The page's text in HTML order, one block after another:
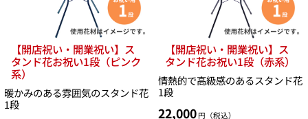
【開店祝い・開業祝い】ス
タンド花お祝い1段（ピンク
系）
暖かみのある雰囲気のスタンド花
1段
【開店祝い・開業祝い】ス
タンド花お祝い1段（赤系）
情熱的で高級感のあるスタンド花
1段
22,000 円（税込）